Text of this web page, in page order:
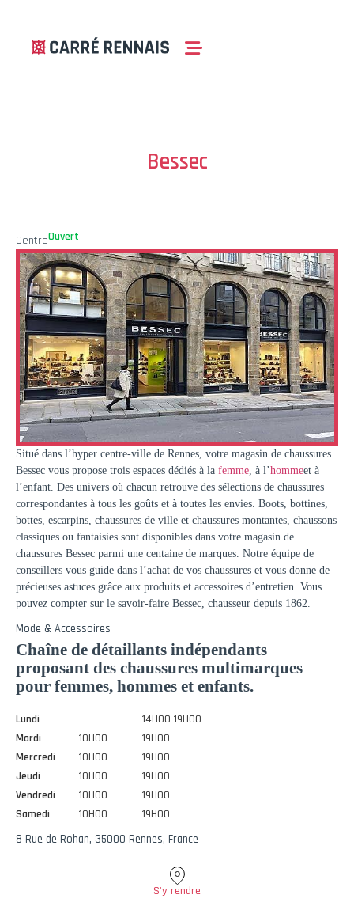
Bessec
CentreOuvert
Situé dans l’hyper centre-ville de Rennes, votre magasin de chaussures
Bessec vous propose trois espaces dédiés à la femme , à l’hommeet à
l’enfant. Des univers où chacun retrouve des sélections de chaussures
correspondantes à tous les goûts et à toutes les envies. Boots, bottines,
bottes, escarpins, chaussures de ville et chaussures montantes, chaussons
classiques ou fantaisies sont disponibles dans votre magasin de
chaussures Bessec parmi une centaine de marques. Notre équipe de
conseillers vous guide dans l’achat de vos chaussures et vous donne de
précieuses astuces grâce aux produits et accessoires d’entretien. Vous
pouvez compter sur le savoir-faire Bessec, chausseur depuis 1862.
Mode & Accessoires
Chaîne de détaillants indépendants
proposant des chaussures multimarques
pour femmes, hommes et enfants.
Lundi —
14H00 19H00
Mardi
10H00
19H00
Mercredi
10H00
19H00
Jeudi
10H00
19H00
Vendredi
10H00
19H00
Samedi
10H00 19H00
8 Rue de Rohan, 35000 Rennes, France
S'y rendre